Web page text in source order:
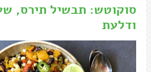
סוקוטש: תבשיל תירס,
ודלעת